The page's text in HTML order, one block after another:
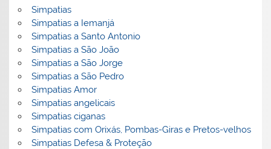
Simpatias
Simpatias a Iemanjá
Simpatias a Santo Antonio
Simpatias a São João
Simpatias a São Jorge
Simpatias a São Pedro
Simpatias Amor
Simpatias angelicais
Simpatias ciganas
Simpatias com Orixás, Pombas-Giras e Pretos-velhos
Simpatias Defesa & Proteção